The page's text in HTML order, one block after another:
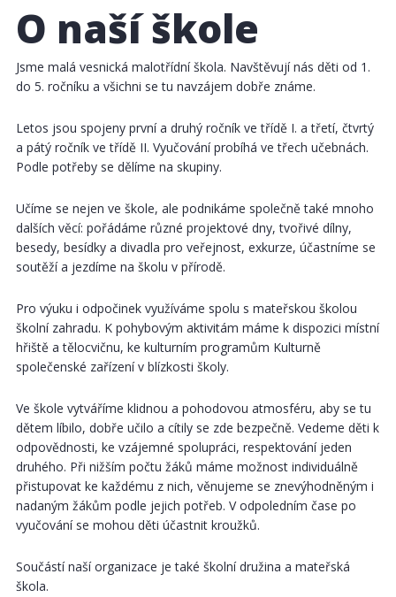
O naší škole
Jsme malá vesnická malotřídní škola. Navštěvují nás děti od 1.
do 5. ročníku a všichni se tu navzájem dobře známe.
Letos jsou spojeny první a druhý ročník ve třídě I. a třetí, čtvrtý
a pátý ročník ve třídě II. Vyučování probíhá ve třech učebnách.
Podle potřeby se dělíme na skupiny.
Učíme se nejen ve škole, ale podnikáme společně také mnoho
dalších věcí: pořádáme různé projektové dny, tvořivé dílny,
besedy, besídky a divadla pro veřejnost, exkurze, účastníme se
soutěží a jezdíme na školu v přírodě.
Pro výuku i odpočinek využíváme spolu s mateřskou školou
školní zahradu. K pohybovým aktivitám máme k dispozici místní
hřiště a tělocvičnu, ke kulturním programům Kulturně
společenské zařízení v blízkosti školy.
Ve škole vytváříme klidnou a pohodovou atmosféru, aby se tu
dětem líbilo, dobře učilo a cítily se zde bezpečně. Vedeme děti k
odpovědnosti, ke vzájemné spolupráci, respektování jeden
druhého. Při nižším počtu žáků máme možnost individuálně
přistupovat ke každému z nich, věnujeme se znevýhodněným i
nadaným žákům podle jejich potřeb. V odpoledním čase po
vyučování se mohou děti účastnit kroužků.
Součástí naší organizace je také školní družina a mateřská
škola.